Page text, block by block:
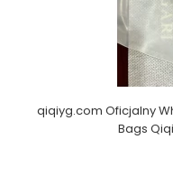
qiqiyg.com Oficjalny
Bags